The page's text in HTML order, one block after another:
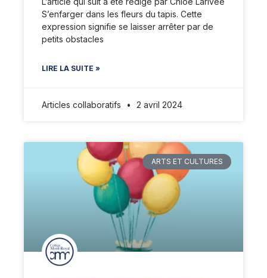
S’enfarger dans les fleurs du tapis. Cette
expression signifie se laisser arrêter par de
petits obstacles
LIRE LA SUITE »
Articles collaboratifs 2 avril 2024
ARTS ET CULTURES